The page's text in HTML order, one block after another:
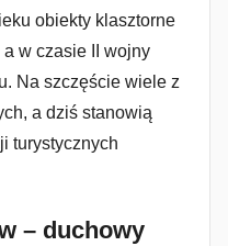
obiekty klasztorne
a w czasie II wojny
Na szczęście wiele z
a dziś stanowią
turystycznych
– duchowy